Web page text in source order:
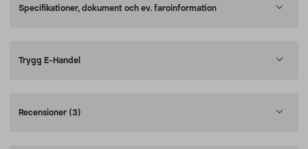
Specifikationer, dokument och ev. faroinformation
Trygg E-Handel
Recensioner (3)